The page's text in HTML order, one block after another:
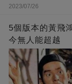
2023/07/26
5個版本的黃飛
今無人能超越